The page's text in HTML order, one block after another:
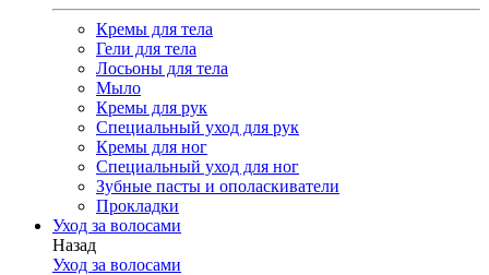
Кремы для тела
Гели для тела
Лосьоны для тела
Мыло
Кремы для рук
Специальный уход для рук
Кремы для ног
Специальный уход для ног
Зубные пасты и ополаскиватели
Прокладки
Уход за волосами
Назад
Уход за волосами